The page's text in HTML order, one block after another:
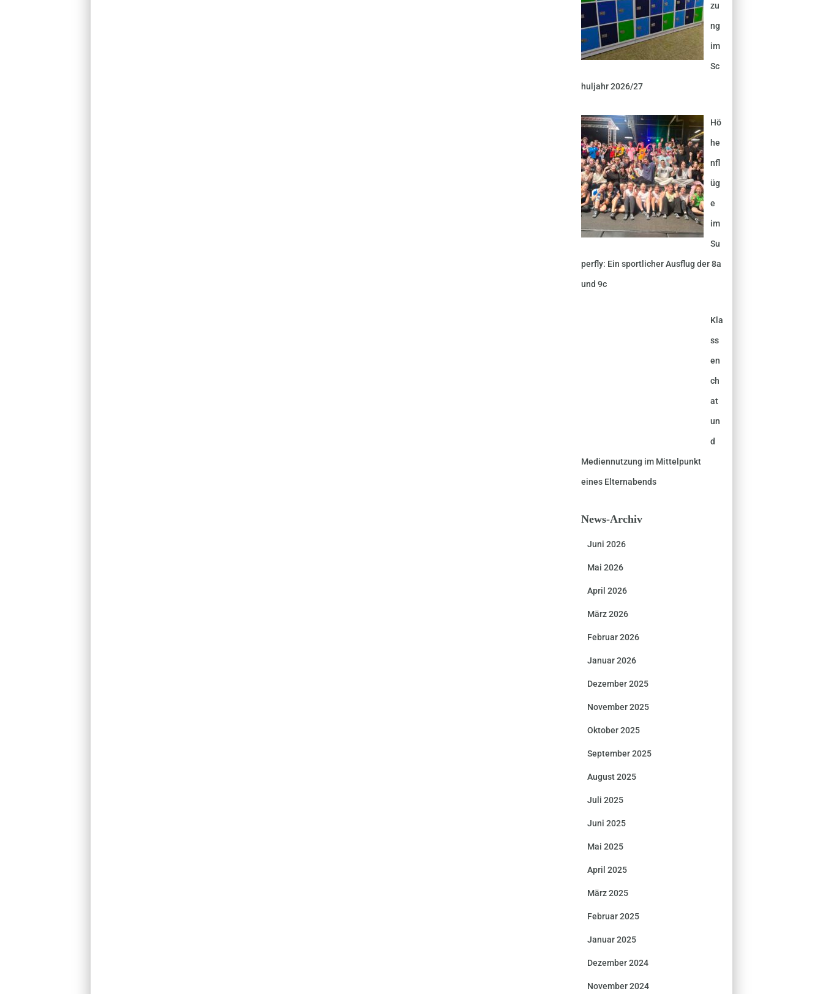
zu
ng
im
Sc
huljahr 2026/27
Hö
he
nfl
üg
e
im
Su
perfly: Ein sportlicher Ausflug der 8a
und 9c
Kla
ss
en
ch
at
un
d
Mediennutzung im Mittelpunkt
eines Elternabends
News-Archiv
Juni 2026
Mai 2026
April 2026
März 2026
Februar 2026
Januar 2026
Dezember 2025
November 2025
Oktober 2025
September 2025
August 2025
Juli 2025
Juni 2025
Mai 2025
April 2025
März 2025
Februar 2025
Januar 2025
Dezember 2024
November 2024